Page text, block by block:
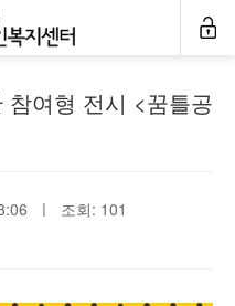
여형 전시 <꿈틀공
ㅣ 조회: 101